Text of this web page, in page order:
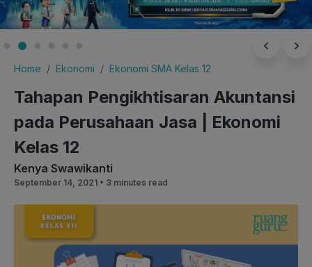
Home Ekonomi Ekonomi SMA Kelas 12
Tahapan Pengikhtisaran Akuntansi
pada Perusahaan Jasa | Ekonomi
Kelas 12
Kenya Swawikanti
September 14, 2021 • 3 minutes read